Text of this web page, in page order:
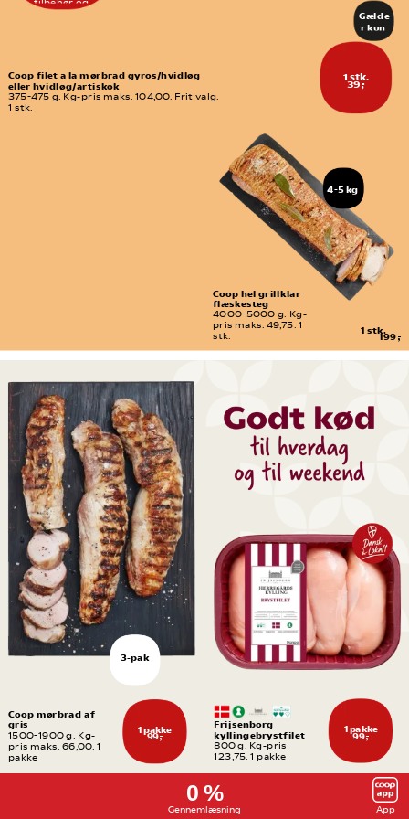
0 %
Gennemlæsning App
1 stk.
39,-
Coop filet a la mørbrad gyros/hvidløg
eller hvidløg/artiskok
375-475 g. Kg-pris maks. 104,00. Frit valg.
1 stk.
1 stk.
199,-
Coop hel grillklar
flæskesteg
4000-5000 g. Kg-
pris maks. 49,75. 1
stk.
delikates
se-
afdeling
tilbehør og
4-5 kg
Gælde
r kun
freda
g d.
1 pakke
99,-
Coop mørbrad af
gris
1500-1900 g. Kg-
pris maks. 66,00. 1
pakke
1 pakke
99,-
Frijsenborg
kyllingebrystfilet
800 g. Kg-pris
123,75. 1 pakke
3-pak